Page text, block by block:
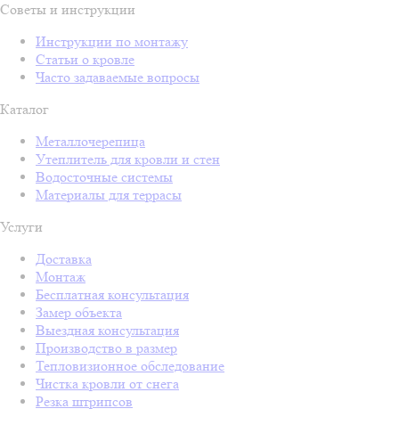
Советы и инструкции
Инструкции по монтажу
Статьи о кровле
Часто задаваемые вопросы
Каталог
Металлочерепица
Утеплитель для кровли и стен
Водосточные системы
Материалы для террасы
Услуги
Доставка
Монтаж
Бесплатная консультация
Замер объекта
Выездная консультация
Производство в размер
Тепловизионное обследование
Чистка кровли от снега
Резка штрипсов